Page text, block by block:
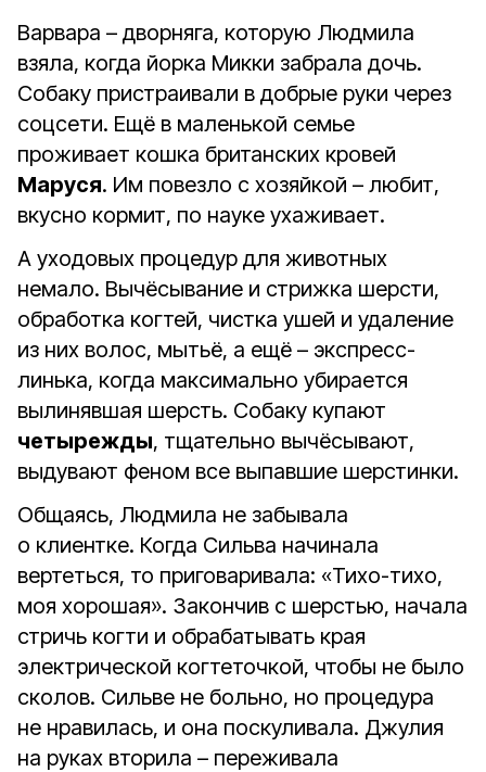
Варвара – дворняга, которую Людмила
взяла, когда йорка Микки забрала дочь.
Собаку пристраивали в добрые руки через
соцсети. Ещё в маленькой семье
проживает кошка британских кровей
Маруся. Им повезло с хозяйкой – любит,
вкусно кормит, по науке ухаживает.
А уходовых процедур для животных
немало. Вычёсывание и стрижка шерсти,
обработка когтей, чистка ушей и удаление
из них волос, мытьё, а ещё – экспресс-
линька, когда максимально убирается
вылинявшая шерсть. Собаку купают
четырежды, тщательно вычёсывают,
выдувают феном все выпавшие шерстинки.
Общаясь, Людмила не забывала
о клиентке. Когда Сильва начинала
вертеться, то приговаривала: «Тихо-тихо,
моя хорошая». Закончив с шерстью, начала
стричь когти и обрабатывать края
электрической когтеточкой, чтобы не было
сколов. Сильве не больно, но процедура
не нравилась, и она поскуливала. Джулия
на руках вторила – переживала